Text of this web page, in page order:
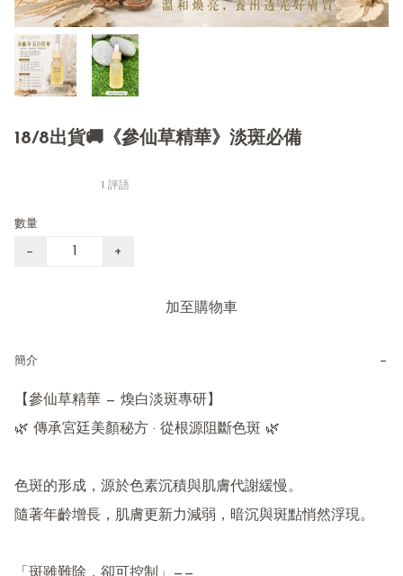
18/8出貨🚚《參仙草精華》淡斑必備
1 評語
數量
− +
加至購物車
簡介 −
【參仙草精華 — 煥白淡斑專研】
🌿 傳承宮廷美顏秘方 · 從根源阻斷色斑 🌿
色斑的形成，源於色素沉積與肌膚代謝緩慢。
隨著年齡增長，肌膚更新力減弱，暗沉與斑點悄然浮現。